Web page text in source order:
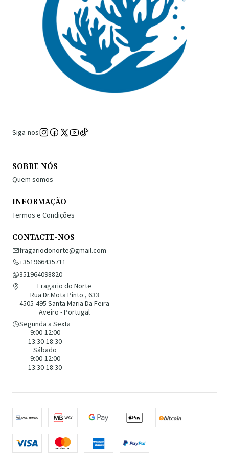
Siga-nos
SOBRE NÓS
Quem somos
INFORMAÇÃO
Termos e Condições
CONTACTE-NOS
fragariodonorte@gmail.com
+351966435711
351964098820
Fragario do Norte
Rua Dr.Mota Pinto , 633
4505-495 Santa Maria Da Feira
Aveiro - Portugal
Segunda a Sexta
9:00-12:00
13:30-18:30
Sábado
9:00-12:00
13:30-18:30